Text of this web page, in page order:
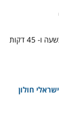
ו- 45 דקות
חולון